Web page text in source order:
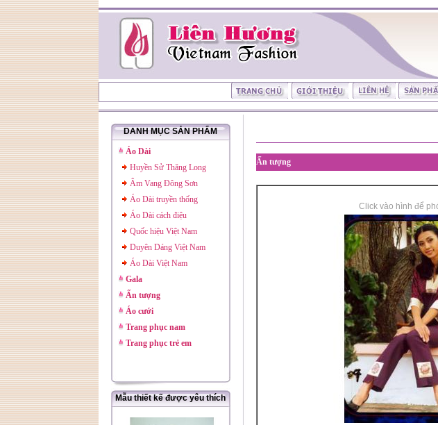
DANH MỤC SẢN PHẨM
Áo Dài
Huyền Sử Thăng Long
Âm Vang Đông Sơn
Áo Dài truyền thống
Áo Dài cách điệu
Quốc hiệu Việt Nam
Duyên Dáng Việt Nam
Áo Dài Việt Nam
Gala
Ấn tượng
Áo cưới
Trang phục nam
Trang phục trẻ em
Mẫu thiết kế được yêu thích
Ấn tượng
Click vào hình để